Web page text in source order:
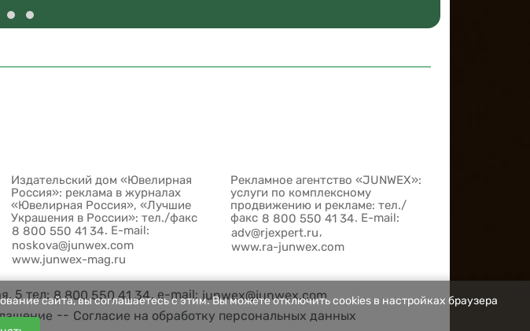
Издательский дом «Ювелирная
Россия»: реклама в журналах
«Ювелирная Россия», «Лучшие
Украшения в России»: тел./факс
8 800 550 41 34. E-mail:
noskova@junwex.com
www.junwex-mag.ru
Рекламное агентство «JUNWEX»:
услуги по комплексному
продвижению и рекламе: тел./
факс 8 800 550 41 34. E-mail:
adv@rjexpert.ru,
www.ra-junwex.com
5 тел:8 800 550 41 34, e-mail:junwex@junwex.com
-- Согласие на обработку персональных данных
сайта, вы соглашаетесь с этим. Вы можете отключить cookies в настройках браузера